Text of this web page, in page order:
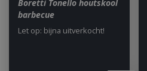
Boretti Tonello houtskool
barbecue
Let op: bijna uitverkocht!